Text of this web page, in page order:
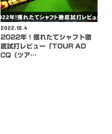
2022.10.4
2022年！獲れたてシャフト徹
底試打レビュー「TOUR AD
CQ（ツア…